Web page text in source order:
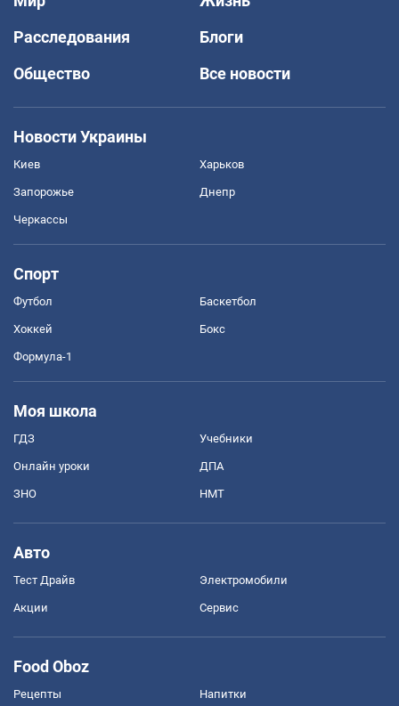
Расследования
Блоги
Общество
Все новости
Новости Украины
Киев Харьков
Запорожье Днепр
Черкассы
Спорт
Футбол Баскетбол
Хоккей Бокс
Формула-1
Моя школа
ГДЗ Учебники
Онлайн уроки ДПА
ЗНО НМТ
Авто
Тест Драйв Электромобили
Акции Сервис
Food Oboz
Рецепты Напитки